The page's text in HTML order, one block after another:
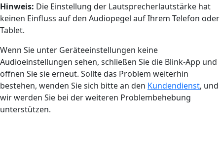
Hinweis: Die Einstellung der Lautsprecherlautstärke hat
keinen Einfluss auf den Audiopegel auf Ihrem Telefon oder
Tablet.
Wenn Sie unter Geräteeinstellungen keine
Audioeinstellungen sehen, schließen Sie die Blink-App und
öffnen Sie sie erneut. Sollte das Problem weiterhin
bestehen, wenden Sie sich bitte an den Kundendienst, und
wir werden Sie bei der weiteren Problembehebung
unterstützen.